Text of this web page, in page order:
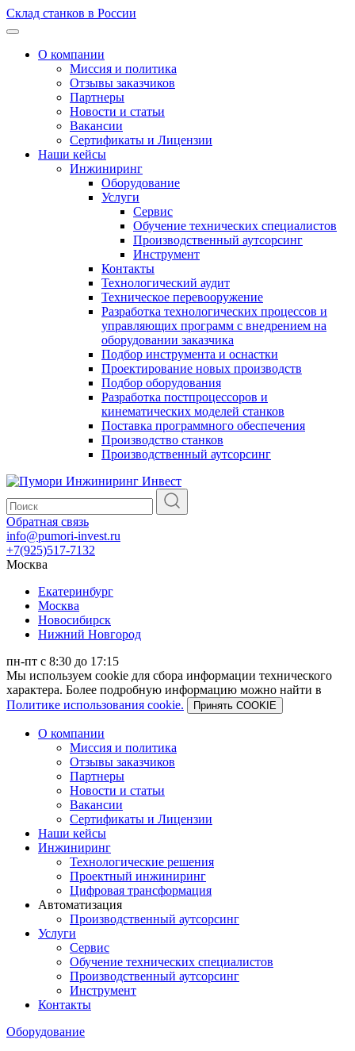
Склад станков в России
О компании
Миссия и политика
Отзывы заказчиков
Партнеры
Новости и статьи
Вакансии
Сертификаты и Лицензии
Наши кейсы
Инжиниринг
Оборудование
Услуги
Сервис
Обучение технических специалистов
Производственный аутсорсинг
Инструмент
Контакты
Технологический аудит
Техническое перевооружение
Разработка технологических процессов и
управляющих программ с внедрением на
оборудовании заказчика
Подбор инструмента и оснастки
Проектирование новых производств
Подбор оборудования
Разработка постпроцессоров и
кинематических моделей станков
Поставка программного обеспечения
Производство станков
Производственный аутсорсинг
Обратная связь
info@pumori-invest.ru
+7(925)517-7132
Москва
Екатеринбург
Москва
Новосибирск
Нижний Новгород
пн-пт с 8:30 до 17:15
Мы используем cookie для сбора информации технического
характера. Более подробную информацию можно найти в
Политике использования cookie.
Принять COOKIE
О компании
Миссия и политика
Отзывы заказчиков
Партнеры
Новости и статьи
Вакансии
Сертификаты и Лицензии
Наши кейсы
Инжиниринг
Технологические решения
Проектный инжиниринг
Цифровая трансформация
Автоматизация
Производственный аутсорсинг
Услуги
Сервис
Обучение технических специалистов
Производственный аутсорсинг
Инструмент
Контакты
Оборудование